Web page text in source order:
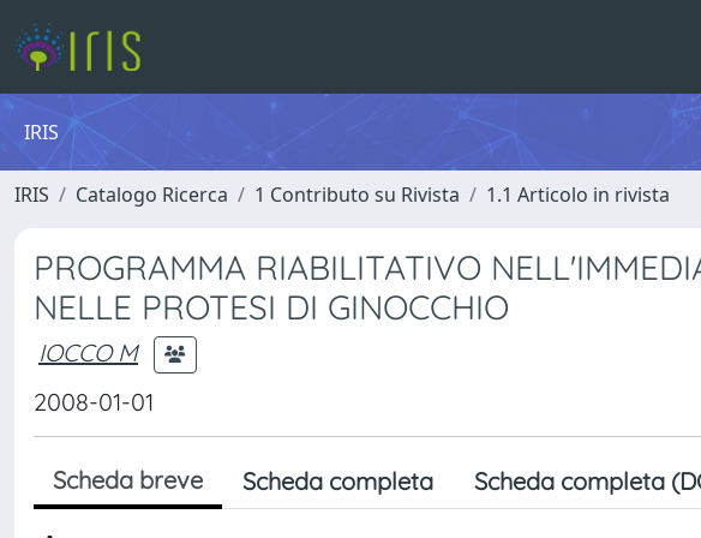
IRIS
IRIS Catalogo Ricerca 1 Contributo su Rivista 1.1 Articolo in rivista
PROGRAMMA RIABILITATIVO
NELLE PROTESI DI GINOCCHIO
IOCCO M
2008-01-01
Scheda breve Scheda completa Scheda completa